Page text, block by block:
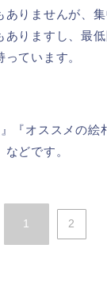
ありませんが、
ありますし、最
ています。
『オススメの絵
どです。
1 2